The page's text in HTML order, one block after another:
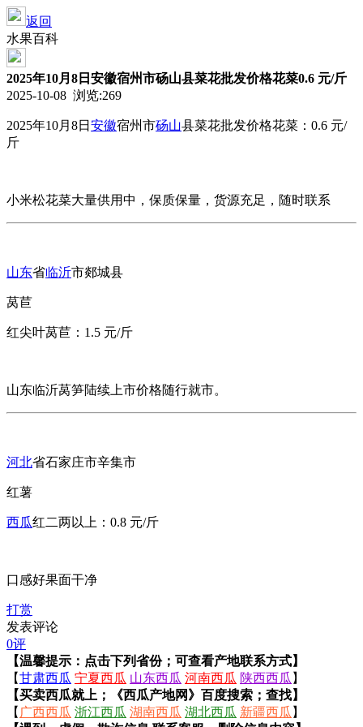
返回
水果百科
2025年10月8日安徽宿州市砀山县菜花批发价格花菜0.6 元/斤
2025-10-08 浏览:269
2025年10月8日 安徽宿州市砀山县菜花批发价格花菜：0.6 元/
斤
小米松花菜大量供用中，保质保量，货源充足，随时联系
山东省临沂市郯城县
莴苣
红尖叶莴苣：1.5 元/斤
山东临沂莴笋陆续上市价格随行就市。
河北省石家庄市辛集市
红薯
西瓜红二两以上：0.8 元/斤
口感好果面干净
打赏
发表评论
0评
【温馨提示：点击下列省份；可查看产地联系方式】
【甘肃西瓜 宁夏西瓜 山东西瓜 河南西瓜 陕西西瓜 】
【买卖西瓜就上；《西瓜产地网》百度搜索；查找】
【 广西西瓜 浙江西瓜 湖南西瓜 湖北西瓜 新疆西瓜 】